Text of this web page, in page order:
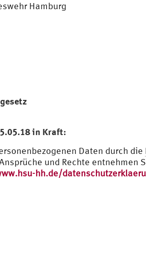
Hamburg
in Kraft:
Daten durch die
und Rechte entnehmen
hh.de/